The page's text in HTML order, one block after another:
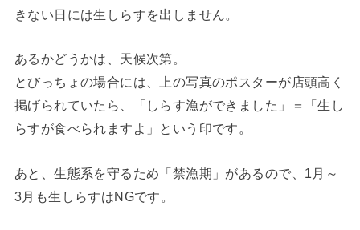
きない日には生しらすを出しません。
あるかどうかは、天候次第。
とびっちょの場合には、上の写真のポスターが店頭高く
掲げられていたら、「しらす漁ができました」＝「生し
らすが食べられますよ」という印です。
あと、生態系を守るため「禁漁期」があるので、1月～
3月も生しらすはNGです。